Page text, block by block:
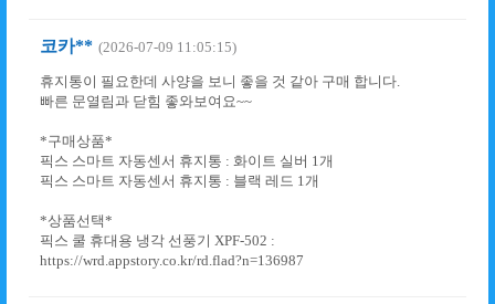
코카** (2026-07-09 11:05:15)
휴지통이 필요한데 사양을 보니 좋을 것 같아 구매 합니다.
빠른 문열림과 닫힘 좋와보여요~~
*구매상품*
픽스 스마트 자동센서 휴지통 : 화이트 실버 1개
픽스 스마트 자동센서 휴지통 : 블랙 레드 1개
*상품선택*
픽스 쿨 휴대용 냉각 선풍기 XPF-502 :
https://wrd.appstory.co.kr/rd.flad?n=136987